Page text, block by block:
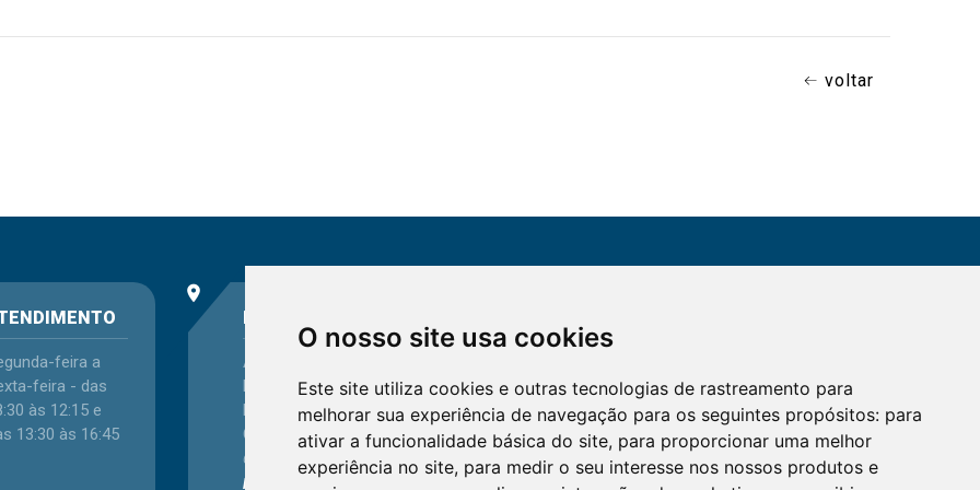
O nosso site usa cookies
Este site utiliza cookies e outras tecnologias de rastreamento para
melhorar sua experiência de navegação para os seguintes propósitos: para
ativar a funcionalidade básica do site, para proporcionar uma melhor
experiência no site, para medir o seu interesse nos nossos produtos e
voltar
feira a
feira - das
às 12:15 e
13:30 às 16:45
place
ENDEREÇO
Avenida Itaqui, 45,
Bairro Petrópolis,
Porto Alegre - RS -
CEP 90460-140
Confira as demais
localizações
no Estado
Confira os e-mailsaqui